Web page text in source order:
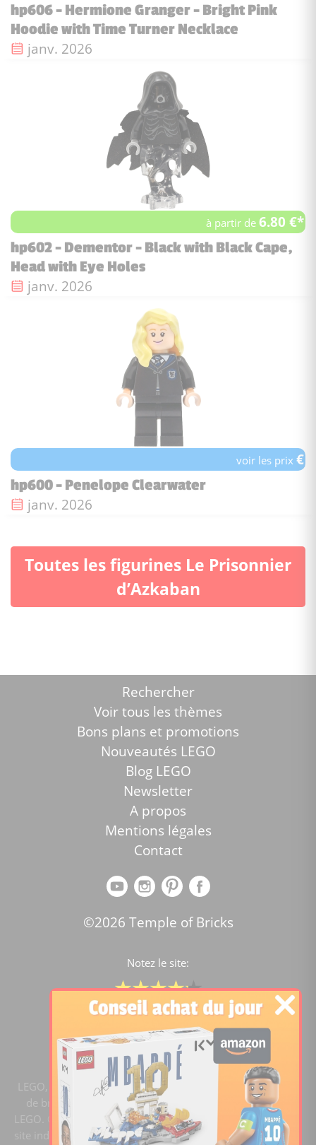
hp606 - Hermione Granger - Bright Pink
Hoodie with Time Turner Necklace
Date de sortie :
janv. 2026
à partir de6.80 €*
hp602 - Dementor - Black with Black Cape,
Head with Eye Holes
Date de sortie :
janv. 2026
voir les prix€
hp600 - Penelope Clearwater
Date de sortie :
janv. 2026
Toutes les figurines Le Prisonnier
d’Azkaban
Rechercher
Voir tous les thèmes
Bons plans et promotions
Nouveautés LEGO
Blog LEGO
Newsletter
A propos
Mentions légales
Contact
©2026 Temple of Bricks
Notez le site:
Comparateur de prix Lego
4.2/5 -15451notes
LEGO, le logo LEGO, la figurine LEGO et les configurations
de briques sont des marques commerciales du groupe
LEGO. ©2020 The LEGO Group. Templeofbricks.com est un
site indépendant du groupe LEGO, il n'est pas sponsorisé ni